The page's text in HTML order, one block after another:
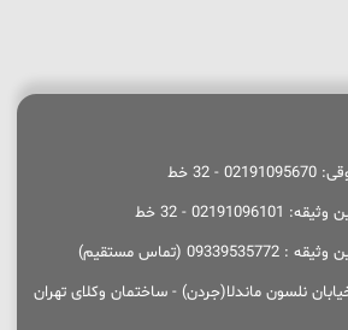
32 خط
- 32 خط
(تماس مستقیم)
نلسون ماندلا(جردن) - ساختمان وکلای تهران